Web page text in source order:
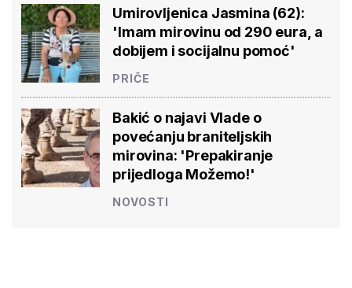
Umirovljenica Jasmina (62):
'Imam mirovinu od 290 eura, a
dobijem i socijalnu pomoć'
PRIČE
Bakić o najavi Vlade o
povećanju braniteljskih
mirovina: 'Prepakiranje
prijedloga Možemo!'
NOVOSTI